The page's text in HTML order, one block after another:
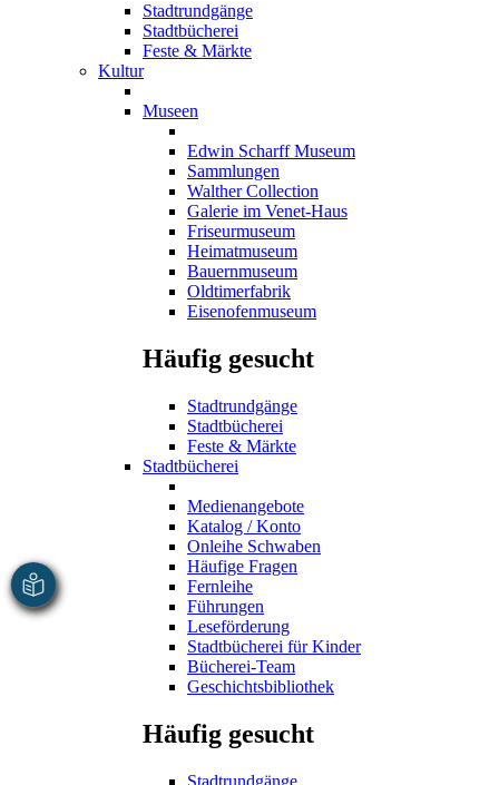
Stadtrundgänge
Stadtbücherei
Feste & Märkte
Kultur
Museen
Edwin Scharff Museum
Sammlungen
Walther Collection
Galerie im Venet-Haus
Friseurmuseum
Heimatmuseum
Bauernmuseum
Oldtimerfabrik
Eisenofenmuseum
Häufig gesucht
Stadtrundgänge
Stadtbücherei
Feste & Märkte
Stadtbücherei
Medienangebote
Katalog / Konto
Onleihe Schwaben
Häufige Fragen
Fernleihe
Führungen
Leseförderung
Stadtbücherei für Kinder
Bücherei-Team
Geschichtsbibliothek
Häufig gesucht
Stadtrundgänge